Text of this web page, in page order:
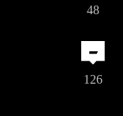
48
126